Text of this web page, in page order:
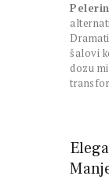
šalovi
dozu